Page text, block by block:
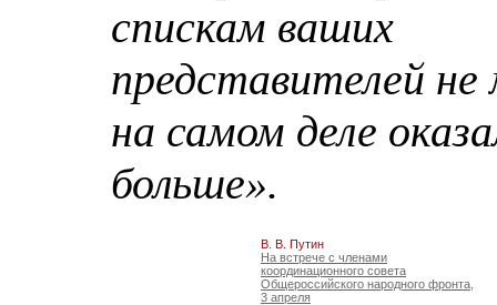
спискам ваших
представителей не
на самом деле
больше».
В. В. Путин
На встрече с членами
координационного совета
Общероссийского народного фронта,
3 апреля